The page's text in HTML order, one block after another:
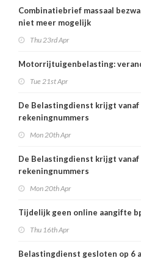
Combinatiebrief massaal
niet meer mogelijk
Thu 23rd Apr
Motorrijtuigenbelasting:
Tue 21st Apr
De Belastingdienst krijgt vanaf
rekeningnummers
Mon 20th Apr
De Belastingdienst krijgt vanaf
rekeningnummers
Mon 20th Apr
Tijdelijk geen online aangifte
Thu 16th Apr
Belastingdienst gesloten op 6